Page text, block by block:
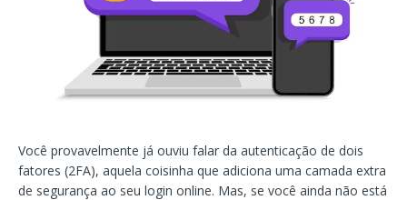
Você provavelmente já ouviu falar da autenticação de dois
fatores (2FA), aquela coisinha que adiciona uma camada extra
de segurança ao seu login online. Mas, se você ainda não está